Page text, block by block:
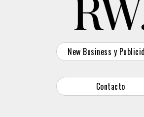
New Business y
Contacto